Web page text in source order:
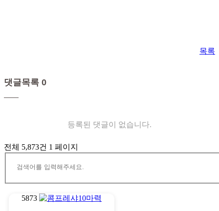
목록
댓글목록 0
등록된 댓글이 없습니다.
전체 5,873건 1 페이지
5873